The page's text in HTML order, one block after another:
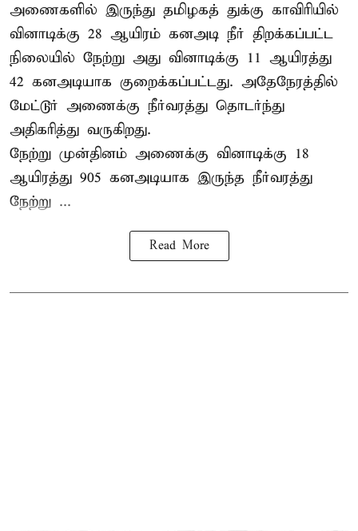
அணைகளில் இருந்து தமிழகத் துக்கு காவிரியில்
வினாடிக்கு 28 ஆயிரம் கனஅடி நீர் திறக்கப்பட்ட
நிலையில் நேற்று அது வினாடிக்கு 11 ஆயிரத்து
42 கனஅடியாக குறைக்கப்பட்டது. அதேநேரத்தில்
மேட்டூர் அணைக்கு நீர்வரத்து தொடர்ந்து
அதிகரித்து வருகிறது.
நேற்று முன்தினம் அணைக்கு வினாடிக்கு 18
ஆயிரத்து 905 கனஅடியாக இருந்த நீர்வரத்து
நேற்று ...
Read More